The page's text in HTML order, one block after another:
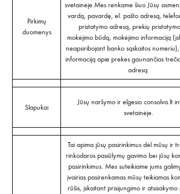
Pirkimų
duomenys
svetainėje.Mes renkame šiuo Jūsų
vardą, pavardę, el. pašto adresą,
pristatymo adresą, prekių
mokėjimo būdą, mokėjimo informaciją
neapsiribojant banko sąskaitos
informaciją apie prekes gaunančias
adresą.
Slapukai
Jūsų naršymo ir elgesio consolva.lt
svetainėje.
Tai apima jūsų pasirinkimus dėl mūsų ir
rinkodaros pasiūlymų gavimo bei jūsų
pasirinkimus. Mes suteikiame jums
įvairias pasirenkamas mūsų teikiamas
rūšis, įskaitant prisijungimo ir atsisakymo